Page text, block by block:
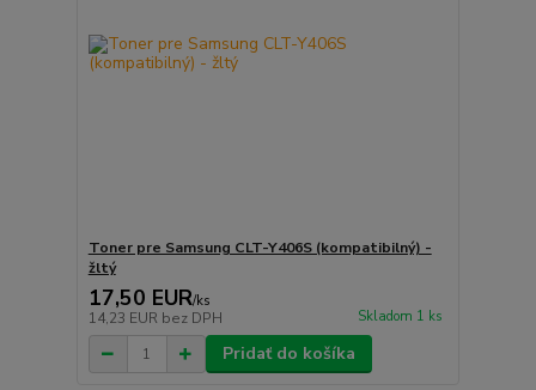
Toner pre Samsung CLT-Y406S (kompatibilný) -
žltý
17,50 EUR/ks
14,23 EUR bez DPH Skladom 1 ks
Pridať do košíka